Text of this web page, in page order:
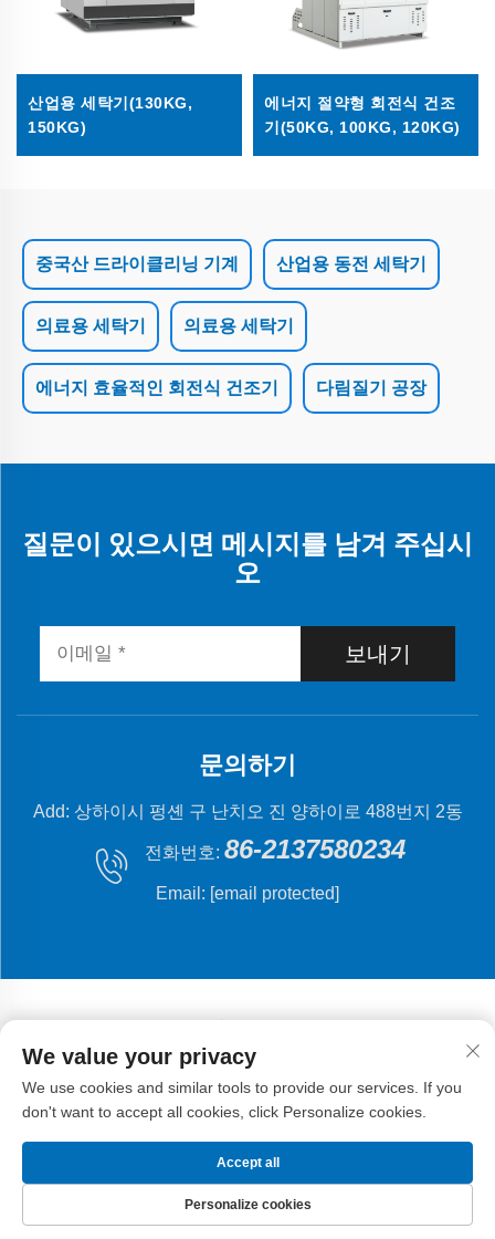
산업용 세탁기(130KG,
150KG)
에너지 절약형 회전식 건조
기(50KG, 100KG, 120KG)
중국산 드라이클리닝 기계 산업용 동전 세탁기
의료용 세탁기 의료용 세탁기
에너지 효율적인 회전식 건조기 다림질기 공장
질문이 있으시면 메시지를 남겨 주십시
오
보내기
문의하기
Add: 상하이시 펑셴 구 난치오 진 양하이로 488번지 2동
전화번호: 86-2137580234
Email: [email protected]
저작권 © 2024 상해 플라잉 피시 기계 제조 유한 회사. 개
인정보 처리방침
홈페이지 제품 이메일 전화
We value your privacy
We use cookies and similar tools to provide our services. If you
don't want to accept all cookies, click Personalize cookies.
Personalize cookies
Accept all